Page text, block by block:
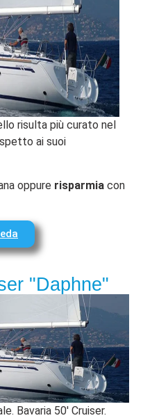
risulta più curato nel
ai suoi
oppure risparmia con
"Daphne"
Bavaria 50′ Cruiser.